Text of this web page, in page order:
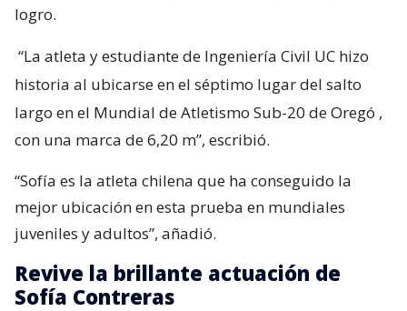
logro.
“La atleta y estudiante de Ingeniería Civil UC hizo
historia al ubicarse en el séptimo lugar del salto
largo en el Mundial de Atletismo Sub-20 de Oregó ,
con una marca de 6,20 m”, escribió.
“Sofía es la atleta chilena que ha conseguido la
mejor ubicación en esta prueba en mundiales
juveniles y adultos”, añadió.
Revive la brillante actuación de
Sofía Contreras